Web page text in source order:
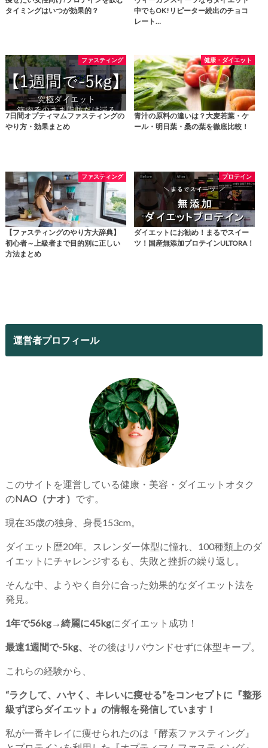
タイミングはいつが効果的？
中でもOK!リピーター続出のチョコ
レート…
ファスティング
7日間オプティマムファスティングの
やり方・効果まとめ
健康・ダイエット
青汁の原料の違いは？大麦若葉・ケ
ール・明日葉・桑の葉を徹底比較！
ファスティング
【ファスティングのやり方大辞典】
初心者～上級者まで目的別に正しい
方法まとめ
プロテイン
ダイエットにお勧め！まるでスイー
ツ！国産無添加プロテインULTORA！
運営者プロフィール
このサイトを運営している健康・美容・ダイエットオタク
のNAO（ナオ） です。
現在35歳の独身、身長153cm。
ダイエット歴20年。スレンダー体型に憧れ、100種類上のダ
イエットにチャレンジするも、失敗と挫折の繰り返し。
そんな中、ようやく自分に合った効果的なダイエット法を
発見。
1年で56kg→綺麗に45kgにダイエット成功！
最速1週間で-5kg、 その後はリバウンドせずに体型キープ。
これらの経験から、
“ラクして、ハヤく、キレいに痩せる”をコンセプトに『整形
級ずぼらダイエット』の情報を発信しています！
私が一番キレイに痩せられたのは『酵素ファスティング』